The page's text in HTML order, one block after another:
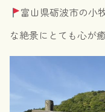
富山県砺波市の小
な絶景にとても心が